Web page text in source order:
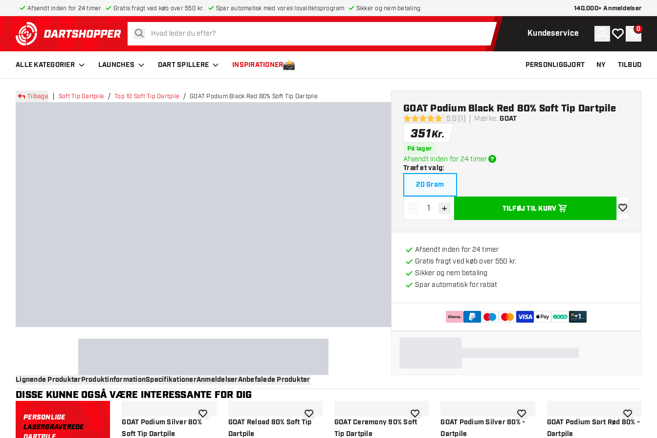
Afsendt inden for 24 timer Gratis fragt ved køb over 550 kr. Spar automatisk med vores loyalitetsprogram Sikker og nem betaling 140.000+ Anmeldelser
tilbage til forsiden
søg Kundeservice Konto
Min 0
ALLE KATEGORIER LAUNCHES DART SPILLERE INSPIRATIONER PERSONLIGGJORT NY TILBUD
Tilbage Soft Tip Dartpile Top 10 Soft Tip Dartpile GOAT Podium Black Red 80% Soft Tip Dartpile
5 bedømmelsesstjerner
5.0 (1) Mærke: GOAT
GOAT Podium Black Red 80% Soft Tip Dartpile
351Kr.
På lager
Afsendt inden for 24 timer
Træf et valg:
20 Gram
Reducér antal
- Øg antal
+ TILFØJ TIL KURV
tilføje til
Afsendt inden for 24 timer
Gratis fragt ved køb over 550 kr.
Sikker og nem betaling
Spar automatisk for rabat
+1
Lignende ProdukterProduktinformationSpecifikationerAnmeldelserAnbefalede Produkter
DISSE KUNNE OGSÅ VÆRE INTERESSANTE FOR DIG
PERSONLIGE
LASERGRAVEREDE
GOAT Podium Silver 80%
Soft Tip Dartpile
tilføje til ønskelisteGOAT Reload 80% Soft Tip
Dartpile
tilføje til ønskelisteGOAT Ceremony 90% Soft
Tip Dartpile
tilføje til ønskelisteGOAT Podium Silver 80% -
Dartpile
tilføje til ønskelisteGOAT Podium Sort Rød 80% -
Dartpile
tilføje til